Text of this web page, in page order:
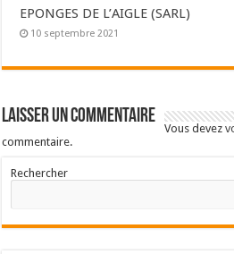
EPONGES DE L’AIGLE (SARL)
10 septembre 2021
Laisser un commentaire
Vous devez
commentaire.
Rechercher